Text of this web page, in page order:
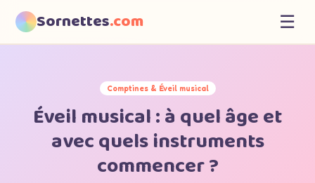
Sornettes.com ☰
Comptines & Éveil musical
Éveil musical : à quel âge et
avec quels instruments
commencer ?